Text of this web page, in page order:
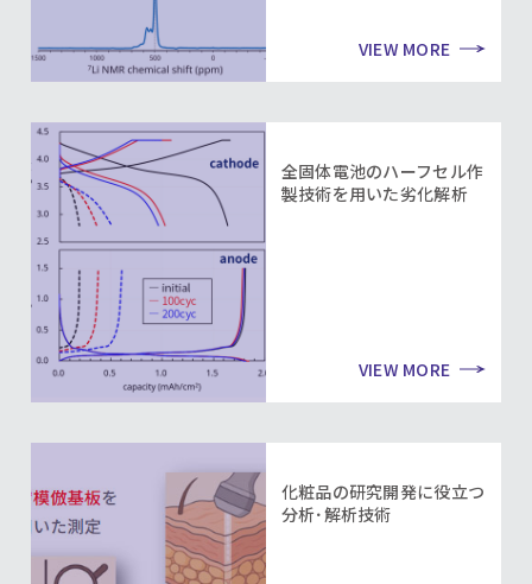
VIEW MORE
全固体電池のハーフセル作
製技術を用いた劣化解析
VIEW MORE
化粧品の研究開発に役立つ
分析･解析技術